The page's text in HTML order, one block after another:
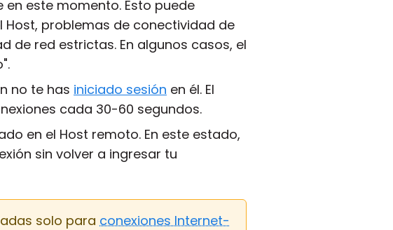
este momento. Esto puede
problemas de conectividad de
de red estrictas. En algunos casos, el
no te has iniciado sesión en él. El
cada 30-60 segundos.
en el Host remoto. En este estado,
sin volver a ingresar tu
solo para conexiones Internet-